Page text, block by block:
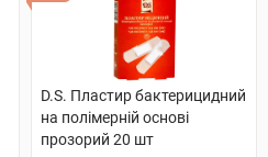
D.S. Пластир бактерицидний
на полімерній основі
прозорий 20 шт